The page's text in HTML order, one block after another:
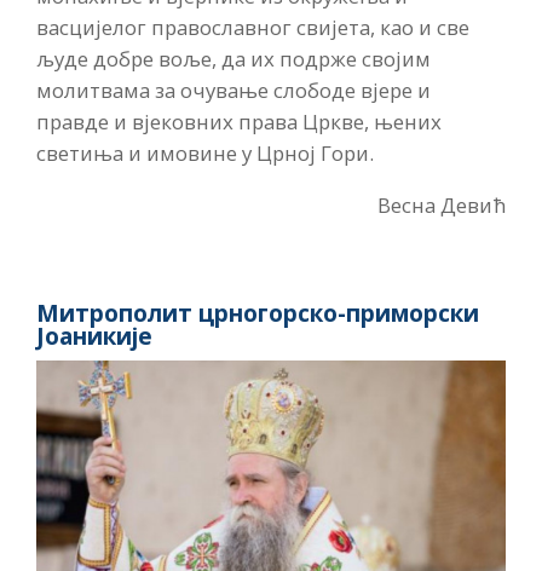
васцијелог православног свијета, као и све
људе добре воље, да их подрже својим
молитвама за очување слободе вјере и
правде и вјековних права Цркве, њених
светиња и имовине у Црној Гори.
Весна Девић
Митрополит црногорско-приморски
Јоаникије